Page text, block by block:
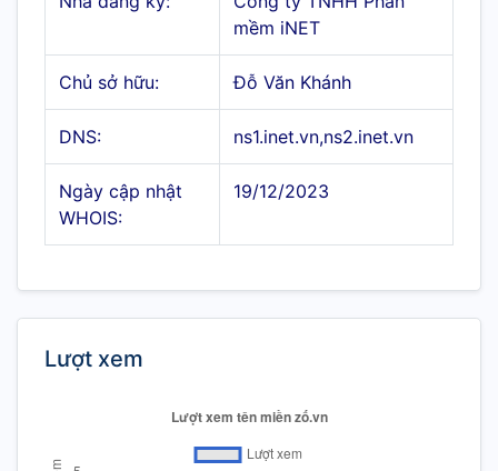
mềm iNET
Chủ sở hữu: Đỗ Văn Khánh
DNS: ns1.inet.vn,ns2.inet.vn
Ngày cập nhật
WHOIS:
19/12/2023
Lượt xem